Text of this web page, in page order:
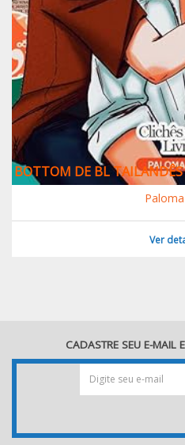
BOTTOM DE BL TAILANDÊS
Ver
CADASTRE SEU E-MAIL